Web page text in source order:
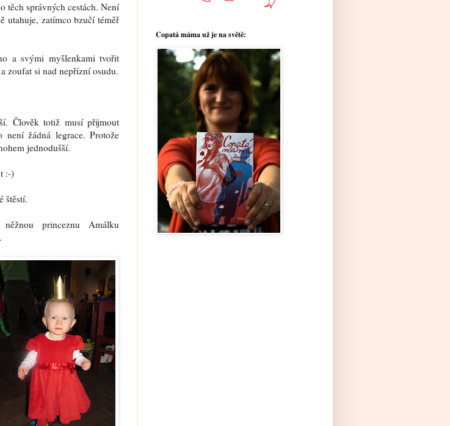
těch správných cestách. Není
utahuje, zatímco bzučí téměř
a svými myšlenkami tvořit
zoufat si nad nepřízní osudu.
Člověk totiž musí přijmout
žádná legrace. Protože
jednodušší.
:-)
štěstí.
princeznu Amálku
Copatá máma už je na světě: